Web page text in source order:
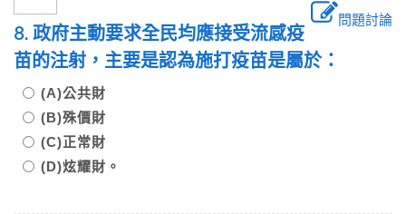
問題討論
8. 政府主動要求全民均應接受流感疫
苗的注射，主要是認為施打疫苗是屬於：
(A)公共財
(B)殊價財
(C)正常財
(D)炫耀財。